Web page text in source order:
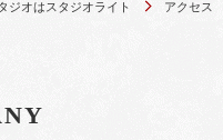
ジオはスタジオライト アクセス